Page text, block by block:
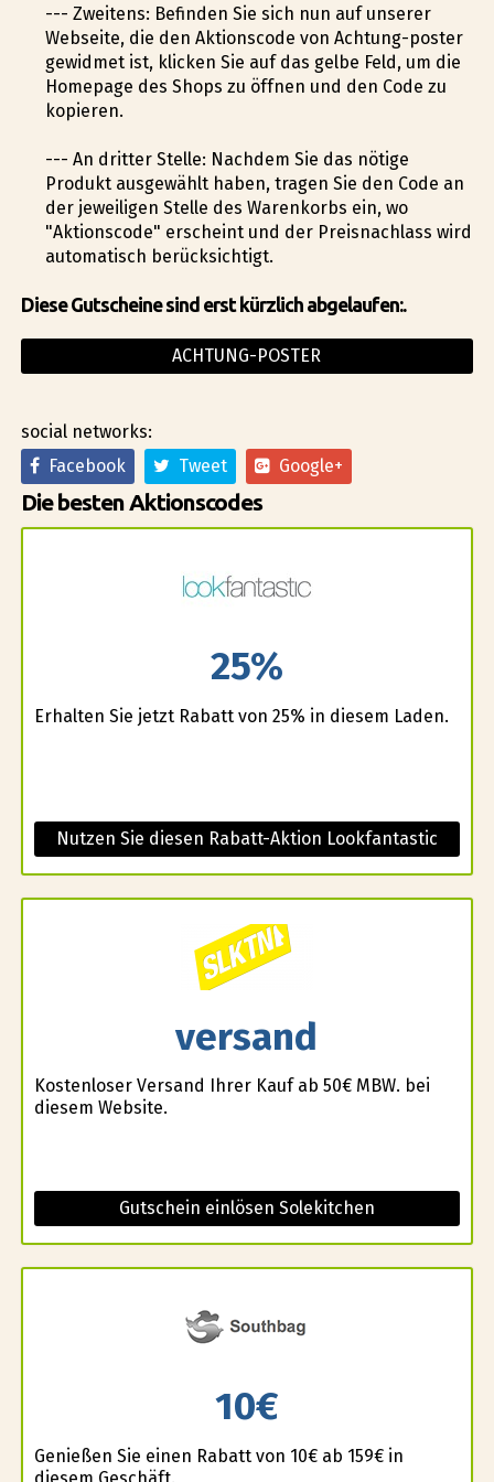
--- Zweitens: Befinden Sie sich nun auf unserer
Webseite, die den Aktionscode von Achtung-poster
gewidmet ist, klicken Sie auf das gelbe Feld, um die
Homepage des Shops zu öffnen und den Code zu
kopieren.
--- An dritter Stelle: Nachdem Sie das nötige
Produkt ausgewählt haben, tragen Sie den Code an
der jeweiligen Stelle des Warenkorbs ein, wo
"Aktionscode" erscheint und der Preisnachlass wird
automatisch berücksichtigt.
Diese Gutscheine sind erst kürzlich abgelaufen:.
ACHTUNG-POSTER
social networks:
Facebook
Tweet Google+
Die besten Aktionscodes
25%
Erhalten Sie jetzt Rabatt von 25% in diesem Laden.
Nutzen Sie diesen Rabatt-Aktion Lookfantastic
versand
Kostenloser Versand Ihrer Kauf ab 50€ MBW. bei
diesem Website.
Gutschein einlösen Solekitchen
10€
Genießen Sie einen Rabatt von 10€ ab 159€ in